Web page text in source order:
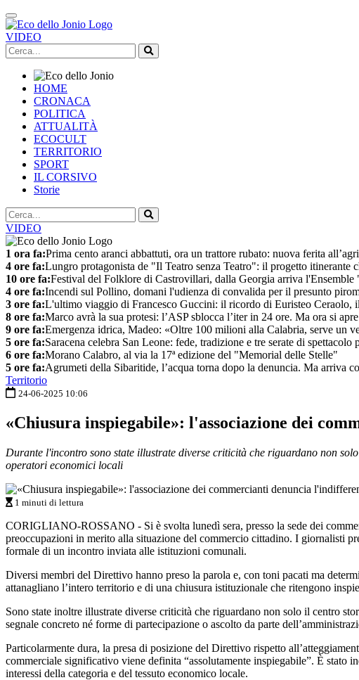
VIDEO
HOME
CRONACA
POLITICA
ATTUALITÀ
ECOCULT
TERRITORIO
SPORT
IL CORSIVO
Storie
VIDEO
1 ora fa:Prima cento aranci abbattuti, ora un trattore rubato: nuova ferita
4 ore fa:Lungro protagonista de "Il Teatro senza Teatro": il progetto itinerante
10 ore fa:Festival del Folklore di Castrovillari, dalla Georgia arriva l'Ensemble
4 ore fa:Incendi sul Pollino, domani l'udienza di convalida per il presunto
3 ore fa:L'ultimo viaggio di Francesco Guccini: il ricordo di Euristeo Ceraolo,
8 ore fa:Marco avrà la sua protesi: l’ASP sblocca l’iter in 24 ore. Ma ora si
9 ore fa:Emergenza idrica, Madeo: «Oltre 100 milioni alla Calabria, serve un
5 ore fa:Saracena celebra San Leone: fede, tradizione e tre serate di spettacolo
6 ore fa:Morano Calabro, al via la 17ª edizione del "Memorial delle Stelle"
5 ore fa:Agrumeti della Sibaritide, l’acqua torna dopo la denuncia. Ma arriva
Territorio
24-06-2025 10:06
«Chiusura inspiegabile»: l'associazione dei
Durante l'incontro sono state illustrate diverse criticità che riguardano non
operatori economici locali
1 minuti di lettura
CORIGLIANO-ROSSANO - Si è svolta lunedì sera, presso la sede dei
preoccupazioni in merito alla situazione del commercio cittadino. I giornalisti
formale di un incontro inviata alle istituzioni comunali.
Diversi membri del Direttivo hanno preso la parola e, con toni pacati ma
attanagliano l’intero territorio e di una chiusura istituzionale che ritengono
Sono state inoltre illustrate diverse criticità che riguardano non solo il centro
segnale concreto né forme di partecipazione o ascolto da parte
Particolarmente dura, la presa di posizione del Direttivo rispetto
commerciale significativo viene definita “assolutamente inspiegabile”. È stato
interessi della categoria e del tessuto economico locale.